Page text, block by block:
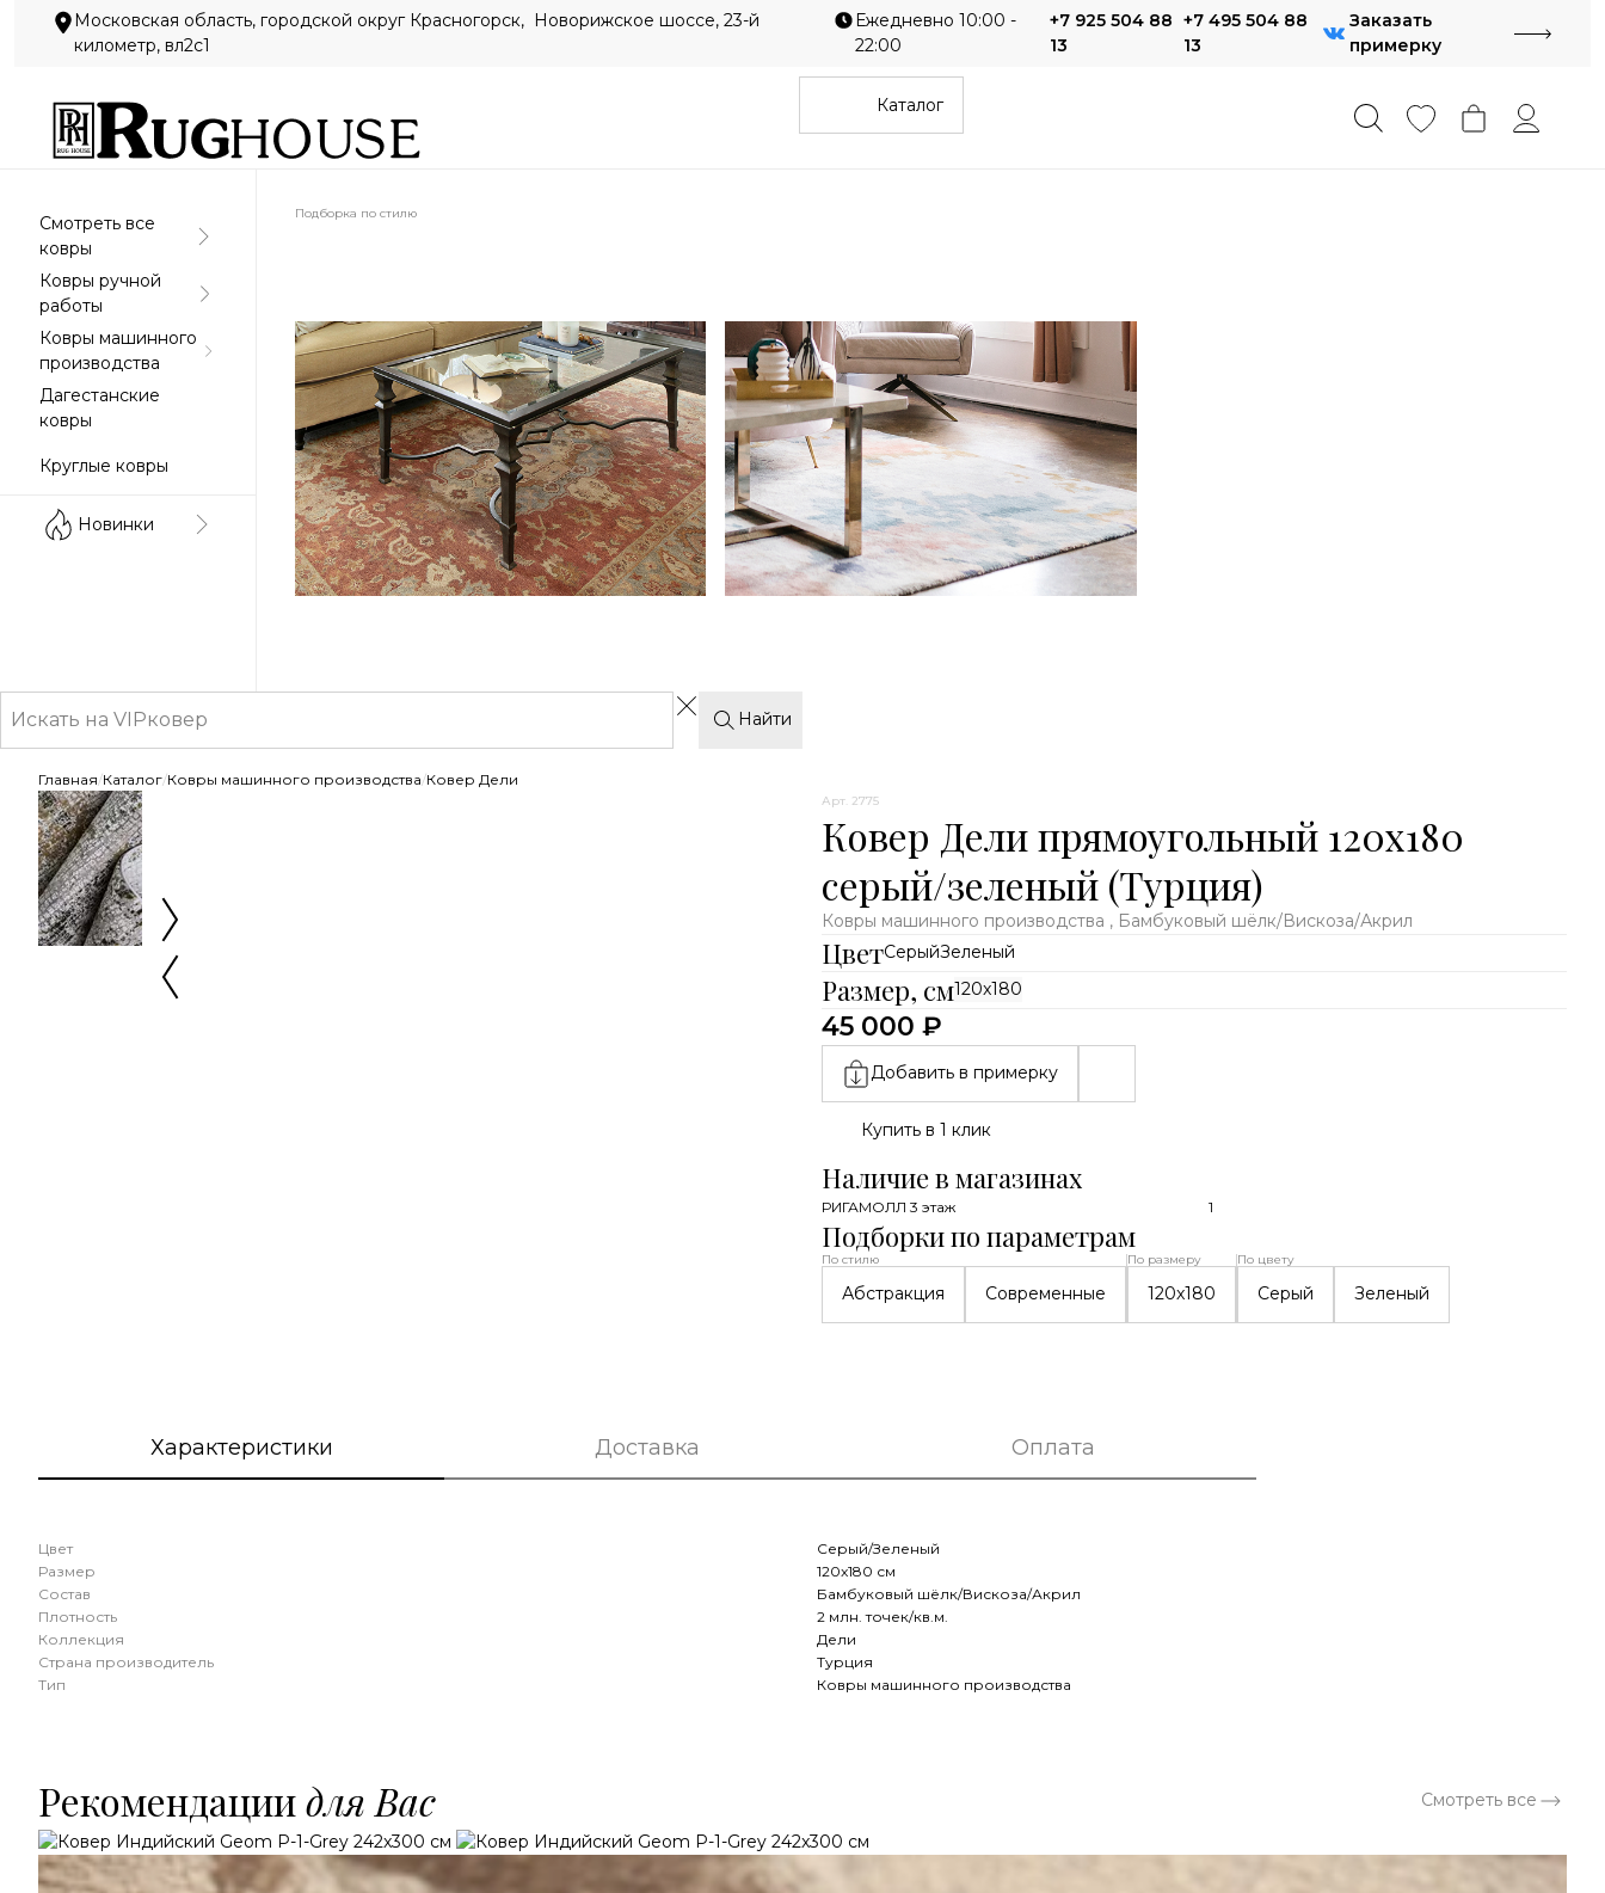
Московская область, городской округ Красногорск, Новорижское шоссе, 23-й
километр, вл2с1
Ежедневно 10:00 -
22:00
+7 925 504 88
13
+7 495 504 88
13
Заказать
примерку
Каталог
Смотреть все
ковры
Ковры ручной
работы
Ковры машинного
производства
Дагестанские
ковры
Круглые ковры
Новинки
Подборка по стилю
Найти
Главная/Каталог/Ковры машинного производства/Ковер Дели
Арт. 2775
Ковер Дели прямоугольный 120x180
серый/зеленый (Турция)
Ковры машинного производства , Бамбуковый шёлк/Вискоза/Акрил
ЦветСерыйЗеленый
Размер, см120x180
45 000 ₽
Добавить в примерку
Купить в 1 клик
Наличие в магазинах
РИГАМОЛЛ 3 этаж 1
Подборки по параметрам
По стилю
Абстракция Современные
По размеру
120x180
По цвету
Серый Зеленый
Характеристики Доставка Оплата
Цвет
Серый/Зеленый
Размер
120x180 см
Состав
Бамбуковый шёлк/Вискоза/Акрил
Плотность
2 млн. точек/кв.м.
Коллекция
Дели
Страна производитель
Турция
Тип
Ковры машинного производства
Рекомендациидля Вас Смотреть все